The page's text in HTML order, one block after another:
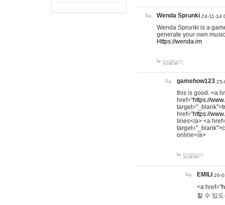
Wenda Sprunki 24-11-14
Wenda Sprunki is a
generate your own
Https://wenda.im
답글달기
gamehow123 25-
this is good. <a
href="https://
href="https://
lines</a> <a
online</a>
답글달기
EMILI 26-
<a href="
할 수 있